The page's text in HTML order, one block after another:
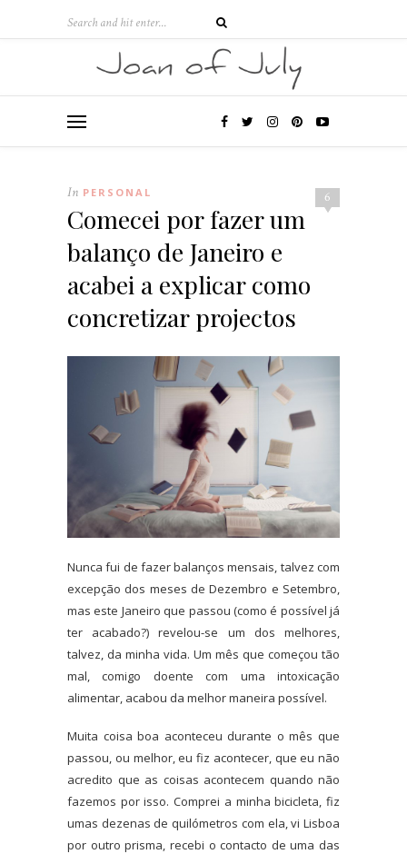
6
In PERSONAL
Comecei por fazer um
balanço de Janeiro e
acabei a explicar como
concretizar projectos
Nunca fui de fazer balanços mensais, talvez com
excepção dos meses de Dezembro e Setembro,
mas este Janeiro que passou (como é possível já
ter acabado?) revelou-se um dos melhores,
talvez, da minha vida. Um mês que começou tão
mal, comigo doente com uma intoxicação
alimentar, acabou da melhor maneira possível.
Muita coisa boa aconteceu durante o mês que
passou, ou melhor, eu fiz acontecer, que eu não
acredito que as coisas acontecem quando não
fazemos por isso. Comprei a minha bicicleta, fiz
umas dezenas de quilómetros com ela, vi Lisboa
por outro prisma, recebi o contacto de uma das